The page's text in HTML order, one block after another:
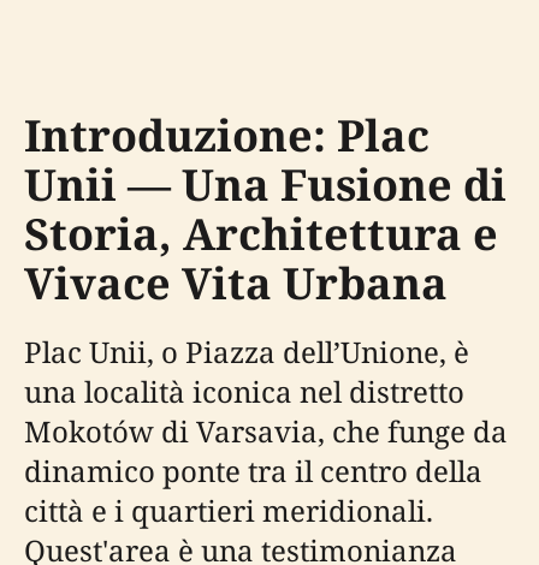
Introduzione: Plac
Unii — Una Fusione di
Storia, Architettura e
Vivace Vita Urbana
Plac Unii, o Piazza dell’Unione, è
una località iconica nel distretto
Mokotów di Varsavia, che funge da
dinamico ponte tra il centro della
città e i quartieri meridionali.
Quest'area è una testimonianza